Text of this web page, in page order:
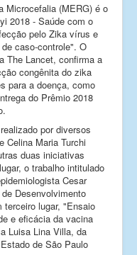
Microcefalia (MERG) é o
2018 - Saúde com o
pelo Zika vírus e
caso-controle". O
The Lancet, confirma a
congênita do zika
para a doença, como
do Prêmio 2018
por diversos
Celina Maria Turchi
duas iniciativas
o trabalho intitulado
Cesar
Desenvolvimento
lugar, "Ensaio
e eficácia da vacina
Luisa Lina Villa, da
de São Paulo